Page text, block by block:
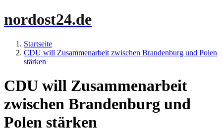
nordost24.de
Startseite
CDU will Zusammenarbeit zwischen Brandenburg und Polen
stärken
CDU will Zusammenarbeit
zwischen Brandenburg und
Polen stärken